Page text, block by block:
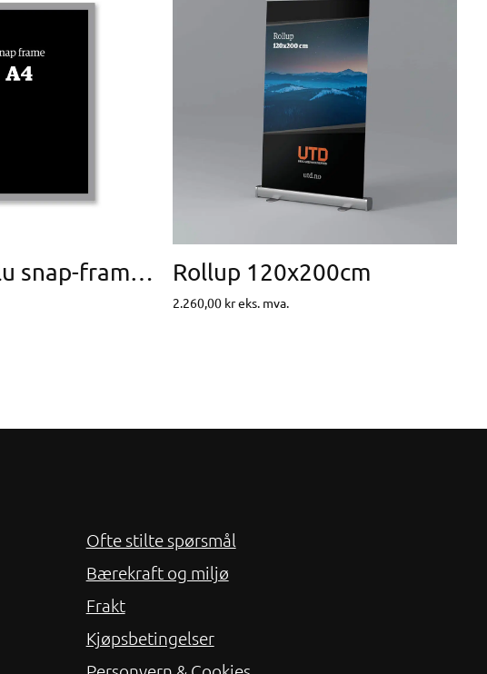
Ramme – Alu snap-frame 25mm A4 21×29,7cm Rollup 120x200cm
2.260,00 kreks. mva.
Ofte stilte spørsmål
Bærekraft og miljø
Frakt
Kjøpsbetingelser